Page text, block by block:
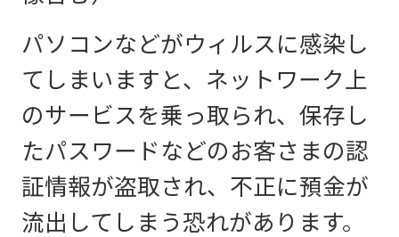
パソコンなどがウィルスに感染し
てしまいますと、ネットワーク上
のサービスを乗っ取られ、保存し
たパスワードなどのお客さまの認
証情報が盗取され、不正に預金が
流出してしまう恐れがあります。